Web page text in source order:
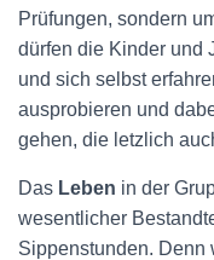
Prüfungen, sondern
dürfen die Kinder und
und sich selbst
ausprobieren und
gehen, die letzlich
Das Leben in der
wesentlicher
Sippenstunden. Denn